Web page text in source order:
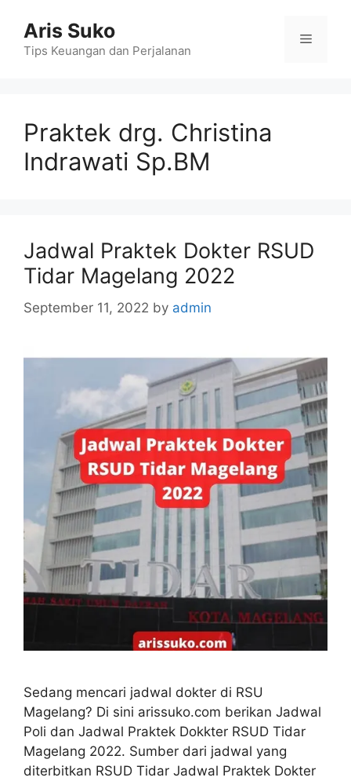
content
Aris Suko
Tips Keuangan dan Perjalanan
Menu
Praktek drg. Christina
Indrawati Sp.BM
Jadwal Praktek Dokter RSUD
Tidar Magelang 2022
September 11, 2022 by admin
Sedang mencari jadwal dokter di RSU
Magelang? Di sini arissuko.com berikan Jadwal
Poli dan Jadwal Praktek Dokkter RSUD Tidar
Magelang 2022. Sumber dari jadwal yang
diterbitkan RSUD Tidar Jadwal Praktek Dokter